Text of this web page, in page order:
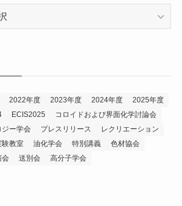
2022年度 2023年度 2024年度
2025年度
ECIS2025
コロイドおよび界面化学討論会
ジー学会 プレスリリース
レクリエーション
験教室 油化学会 特別講義
色材協会
会 送別会 高分子学会